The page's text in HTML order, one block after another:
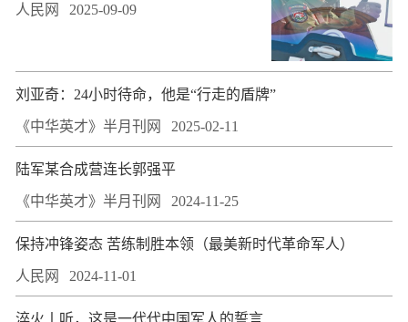
人民网 2025-09-09
刘亚奇：24小时待命，他是“行走的盾牌”
《中华英才》半月刊网 2025-02-11
陆军某合成营连长郭强平
《中华英才》半月刊网 2024-11-25
保持冲锋姿态 苦练制胜本领（最美新时代革命军人）
人民网 2024-11-01